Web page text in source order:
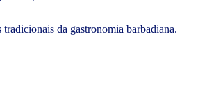
da gastronomia barbadiana.